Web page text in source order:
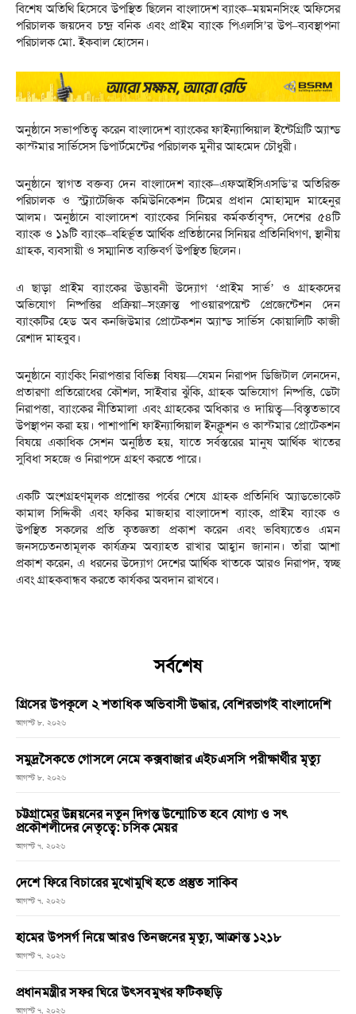
বিশেষ অতিথি হিসেবে উপস্থিত ছিলেন বাংলাদেশ ব্যাংক–ময়মনসিংহ অফিসের
পরিচালক জয়দেব চন্দ্র বনিক এবং প্রাইম ব্যাংক পিএলসি’র উপ–ব্যবস্থাপনা
পরিচালক মো. ইকবাল হোসেন।
অনুষ্ঠানে সভাপতিত্ব করেন বাংলাদেশ ব্যাংকের ফাইন্যান্সিয়াল ইন্টেগ্রিটি অ্যান্ড
কাস্টমার সার্ভিসেস ডিপার্টমেন্টের পরিচালক মুনীর আহমেদ চৌধুরী।
অনুষ্ঠানে স্বাগত বক্তব্য দেন বাংলাদেশ ব্যাংক–এফআইসিএসডি’র অতিরিক্ত
পরিচালক ও স্ট্র্যাটেজিক কমিউনিকেশন টিমের প্রধান মোহাম্মদ মাহেনুর
আলম। অনুষ্ঠানে বাংলাদেশ ব‍্যাংকের সিনিয়র কর্মকর্তাবৃন্দ, দেশের ৫৪টি
ব্যাংক ও ১৯টি ব্যাংক–বহির্ভূত আর্থিক প্রতিষ্ঠানের সিনিয়র প্রতিনিধিগণ, স্থানীয়
গ্রাহক, ব্যবসায়ী ও সম্মানিত ব্যক্তিবর্গ উপস্থিত ছিলেন।
এ ছাড়া প্রাইম ব্যাংকের উদ্ভাবনী উদ্যোগ ‘প্রাইম সার্ভ’ ও গ্রাহকদের
অভিযোগ নিষ্পত্তির প্রক্রিয়া–সংক্রান্ত পাওয়ারপয়েন্ট প্রেজেন্টেশন দেন
ব্যাংকটির হেড অব কনজিউমার প্রোটেকশন অ্যান্ড সার্ভিস কোয়ালিটি কাজী
রেশাদ মাহবুব।
অনুষ্ঠানে ব্যাংকিং নিরাপত্তার বিভিন্ন বিষয়—যেমন নিরাপদ ডিজিটাল লেনদেন,
প্রতারণা প্রতিরোধের কৌশল, সাইবার ঝুঁকি, গ্রাহক অভিযোগ নিষ্পত্তি, ডেটা
নিরাপত্তা, ব্যাংকের নীতিমালা এবং গ্রাহকের অধিকার ও দায়িত্ব—বিস্তৃতভাবে
উপস্থাপন করা হয়। পাশাপাশি ফাইন্যান্সিয়াল ইনক্লুশন ও কাস্টমার প্রোটেকশন
বিষয়ে একাধিক সেশন অনুষ্ঠিত হয়, যাতে সর্বস্তরের মানুষ আর্থিক খাতের
সুবিধা সহজে ও নিরাপদে গ্রহণ করতে পারে।
একটি অংশগ্রহণমূলক প্রশ্নোত্তর পর্বের শেষে গ্রাহক প্রতিনিধি অ্যাডভোকেট
কামাল সিদ্দিকী এবং ফকির মাজহার বাংলাদেশ ব্যাংক, প্রাইম ব্যাংক ও
উপস্থিত সকলের প্রতি কৃতজ্ঞতা প্রকাশ করেন এবং ভবিষ্যতেও এমন
জনসচেতনতামূলক কার্যক্রম অব্যাহত রাখার আহ্বান জানান। তাঁরা আশা
প্রকাশ করেন, এ ধরনের উদ্যোগ দেশের আর্থিক খাতকে আরও নিরাপদ, স্বচ্ছ
এবং গ্রাহকবান্ধব করতে কার্যকর অবদান রাখবে।
সর্বশেষ
গ্রিসের উপকূলে ২ শতাধিক অভিবাসী উদ্ধার, বেশিরভাগই বাংলাদেশি
আগস্ট ৮, ২০২৬
সমুদ্রসৈকতে গোসলে নেমে কক্সবাজার এইচএসসি পরীক্ষার্থীর মৃত্যু
আগস্ট ৮, ২০২৬
চট্টগ্রামের উন্নয়নের নতুন দিগন্ত উন্মোচিত হবে যোগ্য ও সৎ
প্রকৌশলীদের নেতৃত্বে: চসিক মেয়র
আগস্ট ৭, ২০২৬
দেশে ফিরে বিচারের মুখোমুখি হতে প্রস্তুত সাকিব
আগস্ট ৭, ২০২৬
হামের উপসর্গ নিয়ে আরও তিনজনের মৃত্যু, আক্রান্ত ১২১৮
আগস্ট ৭, ২০২৬
প্রধানমন্ত্রীর সফর ঘিরে উৎসবমুখর ফটিকছড়ি
আগস্ট ৭, ২০২৬